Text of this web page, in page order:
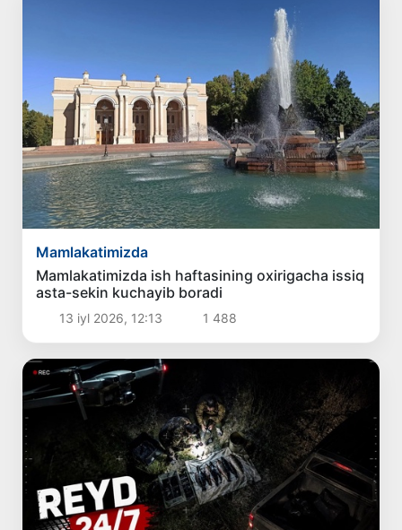
Mamlakatimizda
Mamlakatimizda ish haftasining oxirigacha issiq
asta-sekin kuchayib boradi
13 iyl 2026, 12:13 1 488